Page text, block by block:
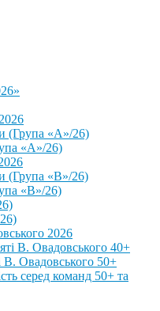
(Група «А»/26)
«А»/26)
(Група «В»/26)
«В»/26)
2026
В. Овадовського 40+
В. Овадовського 50+
серед команд 50+ та